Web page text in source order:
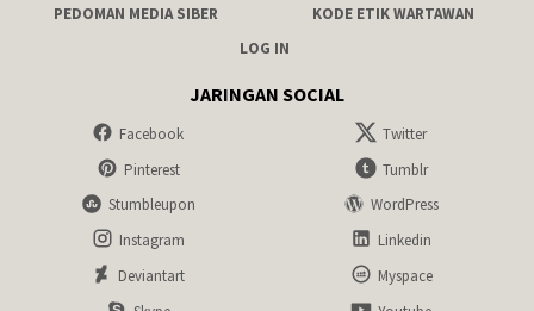
PEDOMAN MEDIA SIBER
KODE ETIK WARTAWAN
LOG IN
JARINGAN SOCIAL
Facebook
Twitter
Pinterest
Tumblr
Stumbleupon
WordPress
Instagram
Linkedin
Deviantart
Myspace